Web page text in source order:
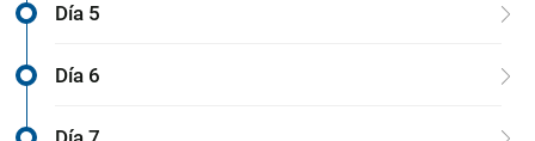
Día 5
Día 6